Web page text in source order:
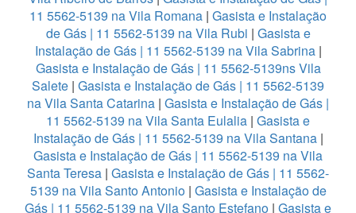
11 5562-5139 na Vila Romana | Gasista e Instalação
de Gás | 11 5562-5139 na Vila Rubi | Gasista e
Instalação de Gás | 11 5562-5139 na Vila Sabrina|
Gasista e Instalação de Gás | 11 5562-5139ns Vila
Salete | Gasista e Instalação de Gás | 11 5562-5139
na Vila Santa Catarina | Gasista e Instalação de Gás |
11 5562-5139 na Vila Santa Eulalia | Gasista e
Instalação de Gás | 11 5562-5139 na Vila Santana|
Gasista e Instalação de Gás | 11 5562-5139 na Vila
Santa Teresa | Gasista e Instalação de Gás | 11 5562-
5139 na Vila Santo Antonio| Gasista e Instalação de
Gás | 11 5562-5139 na Vila Santo Estefano | Gasista e